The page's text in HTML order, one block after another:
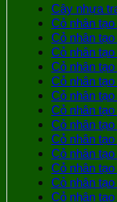
Cây nhựa
Cỏ nhân
Cỏ nhân
Cỏ nhân
Cỏ nhân
Cỏ nhân
Cỏ nhân
Cỏ nhân
Cỏ nhân
Cỏ nhân
Cỏ nhân
Cỏ nhân
Cỏ nhân
Cỏ nhân